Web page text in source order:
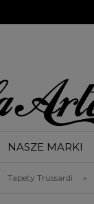
NASZE MARKI
Tapety Trussardi »